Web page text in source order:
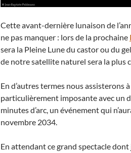
Cette avant-dernière lunaison de
ne pas manquer : lors de la prochaine
sera la Pleine Lune du castor ou du
de notre satellite naturel sera la plus
En d’autres termes nous assisterons
particulièrement imposante avec un
minutes d’arc, un événement qui
novembre 2034.
En attendant ce grand spectacle